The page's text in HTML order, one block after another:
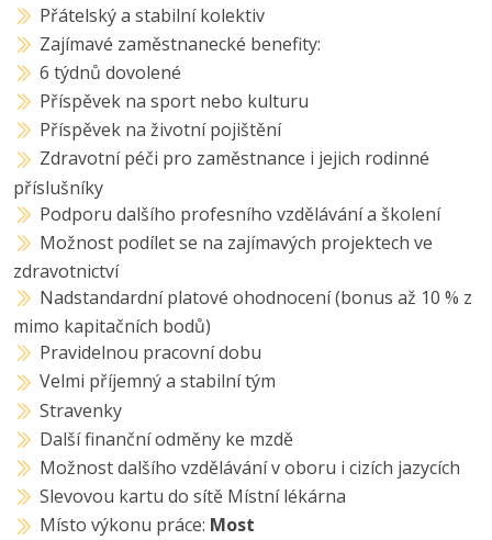
Přátelský a stabilní kolektiv
Zajímavé zaměstnanecké benefity:
6 týdnů dovolené
Příspěvek na sport nebo kulturu
Příspěvek na životní pojištění
Zdravotní péči pro zaměstnance i jejich rodinné
příslušníky
Podporu dalšího profesního vzdělávání a školení
Možnost podílet se na zajímavých projektech ve
zdravotnictví
Nadstandardní platové ohodnocení (bonus až 10 % z
mimo kapitačních bodů)
Pravidelnou pracovní dobu
Velmi příjemný a stabilní tým
Stravenky
Další finanční odměny ke mzdě
Možnost dalšího vzdělávání v oboru i cizích jazycích
Slevovou kartu do sítě Místní lékárna
Místo výkonu práce: Most